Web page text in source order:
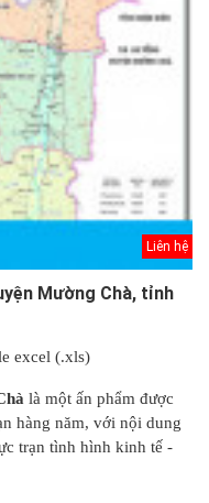
Liên hệ
Mường Chà, tỉnh
excel (.xls)
là một ấn phẩm được
hàng năm, với nội dung
trạn tình hình kinh tế -